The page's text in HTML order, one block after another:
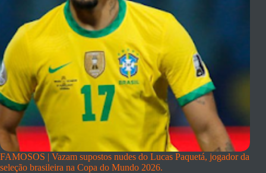
FAMOSOS | Vazam supostos nudes do Lucas Paquetá, jogador da
seleção brasileira na Copa do Mundo 2026.